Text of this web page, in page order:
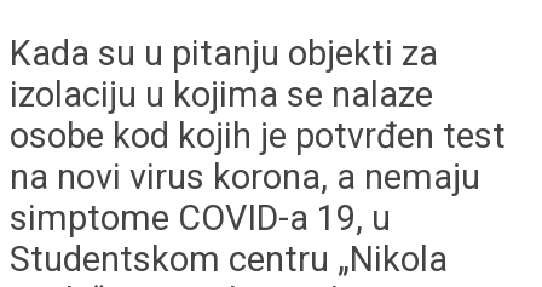
Kada su u pitanju objekti za
izolaciju u kojima se nalaze
osobe kod kojih je potvrđen test
na novi virus korona, a nemaju
simptome COVID-a 19, u
Studentskom centru „Nikola